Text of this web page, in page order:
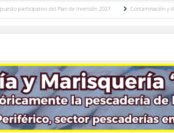
del Plan de Inversión 2027 Contaminación y